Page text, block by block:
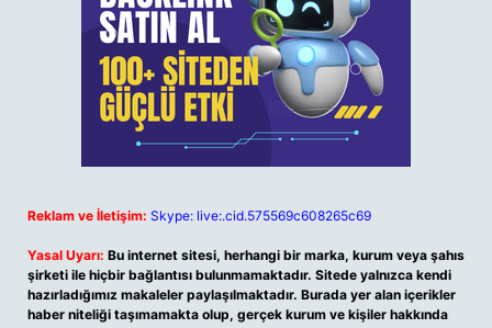
Reklam ve İletişim: Skype: live:.cid.575569c608265c69
Yasal Uyarı: Bu internet sitesi, herhangi bir marka, kurum veya şahıs
şirketi ile hiçbir bağlantısı bulunmamaktadır. Sitede yalnızca kendi
hazırladığımız makaleler paylaşılmaktadır. Burada yer alan içerikler
haber niteliği taşımamakta olup, gerçek kurum ve kişiler hakkında